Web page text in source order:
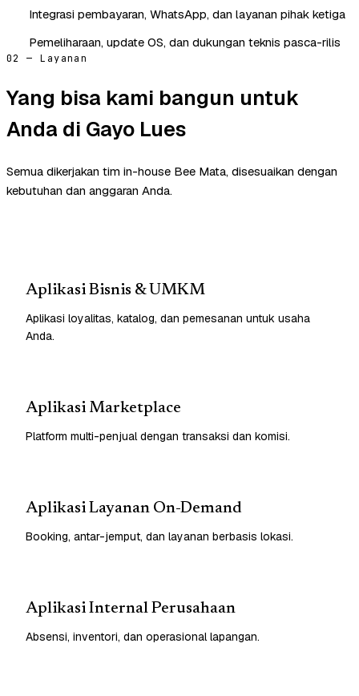
Integrasi pembayaran, WhatsApp, dan layanan pihak ketiga
Pemeliharaan, update OS, dan dukungan teknis pasca-rilis
02 — Layanan
Yang bisa kami bangun untuk
Anda di Gayo Lues
Semua dikerjakan tim in-house Bee Mata, disesuaikan dengan
kebutuhan dan anggaran Anda.
Aplikasi Bisnis & UMKM
Aplikasi loyalitas, katalog, dan pemesanan untuk usaha
Anda.
Aplikasi Marketplace
Platform multi-penjual dengan transaksi dan komisi.
Aplikasi Layanan On-Demand
Booking, antar-jemput, dan layanan berbasis lokasi.
Aplikasi Internal Perusahaan
Absensi, inventori, dan operasional lapangan.